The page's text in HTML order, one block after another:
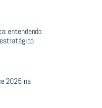
entendendo
2025 na